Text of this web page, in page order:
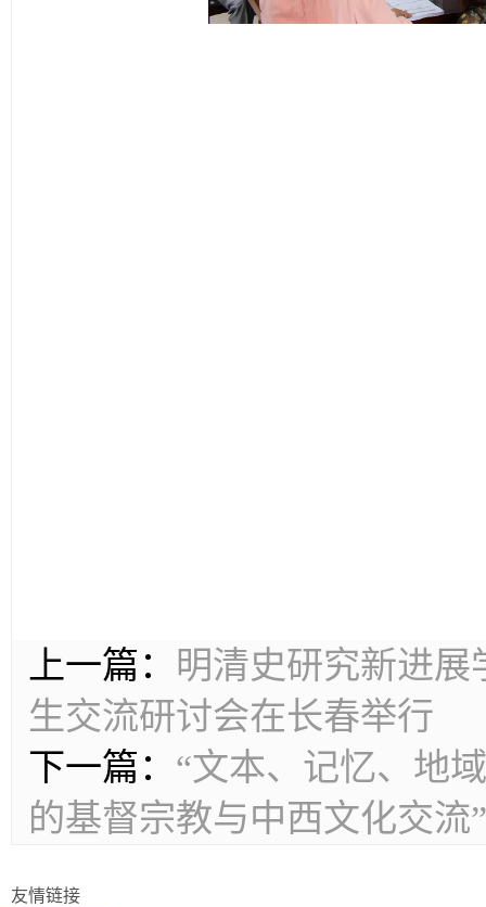
上一篇： 明清史研究新进
生交流研讨会在长春举行
下一篇： “文本、记忆、地
的基督宗教与中西文化交流
友情链接